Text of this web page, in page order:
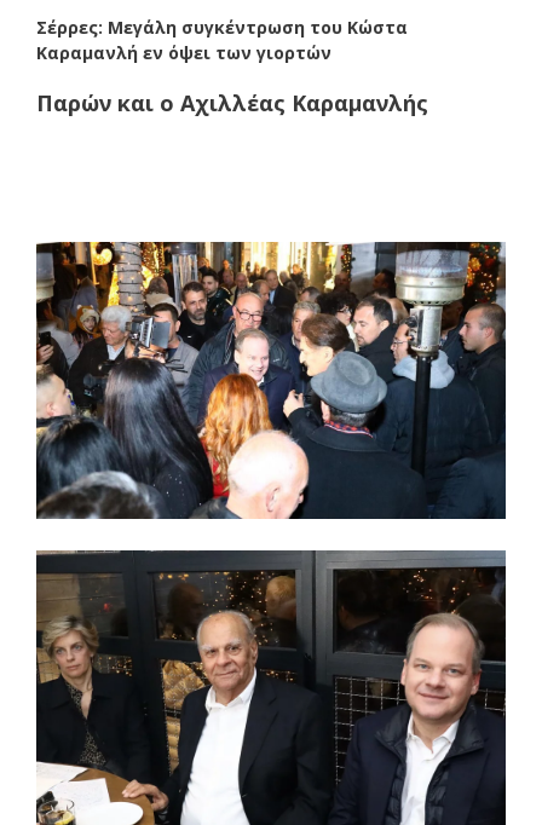
Σέρρες: Μεγάλη συγκέντρωση του Κώστα
Καραμανλή εν όψει των γιορτών
Παρών και ο Αχιλλέας Καραμανλής